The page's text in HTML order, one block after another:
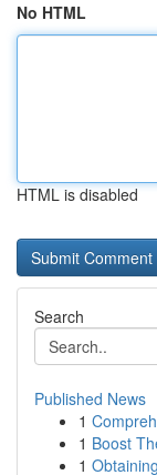
No HTML
HTML is disabled
Search
Published News
1
1 Boost
1